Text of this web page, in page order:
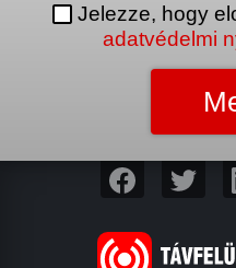
Jelezze, hogy
adatvédelmi